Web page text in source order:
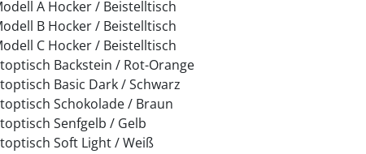
A Hocker / Beistelltisch
B Hocker / Beistelltisch
C Hocker / Beistelltisch
Backstein / Rot-Orange
Basic Dark / Schwarz
Schokolade / Braun
Senfgelb / Gelb
Soft Light / Weiß